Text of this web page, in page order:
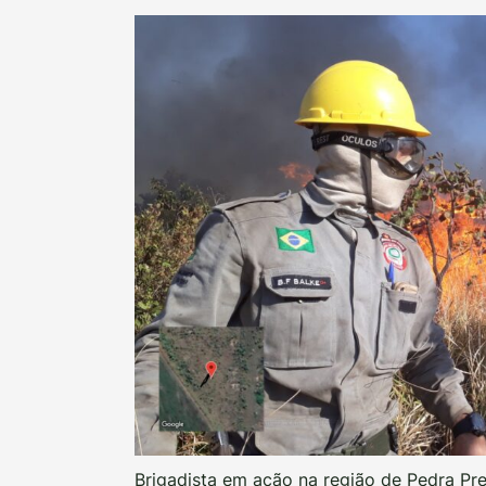
Brigadista em ação na região de Pedra